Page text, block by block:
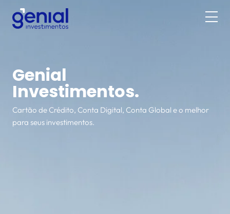
Genial
Investimentos.
Cartão de Crédito, Conta Digital, Conta Global e o melhor
para seus investimentos.